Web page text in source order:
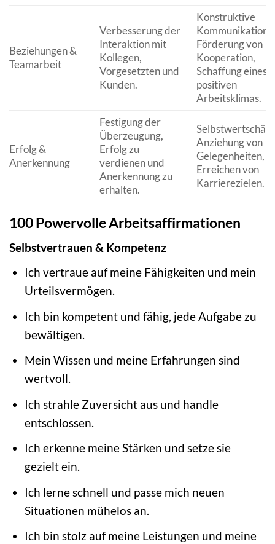
Beziehungen &
Teamarbeit
Verbesserung der
Interaktion mit
Kollegen,
Vorgesetzten und
Kunden.
Konstruktive
Kommunikation,
Förderung von
Kooperation,
Schaffung eines
positiven
Arbeitsklimas.
Erfolg &
Anerkennung
Festigung der
Überzeugung,
Erfolg zu
verdienen und
Anerkennung zu
erhalten.
Anziehung von
Gelegenheiten,
Erreichen von
Karrierezielen.
100 Powervolle Arbeitsaffirmationen
Selbstvertrauen & Kompetenz
Ich vertraue auf meine Fähigkeiten und mein
Urteilsvermögen.
Ich bin kompetent und fähig, jede Aufgabe zu
bewältigen.
Mein Wissen und meine Erfahrungen sind
wertvoll.
Ich strahle Zuversicht aus und handle
entschlossen.
Ich erkenne meine Stärken und setze sie
gezielt ein.
Ich lerne schnell und passe mich neuen
Situationen mühelos an.
Ich bin stolz auf meine Leistungen und meine